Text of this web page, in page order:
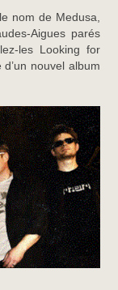
nom de Medusa,
Aigues parés
les Looking for
nouvel album